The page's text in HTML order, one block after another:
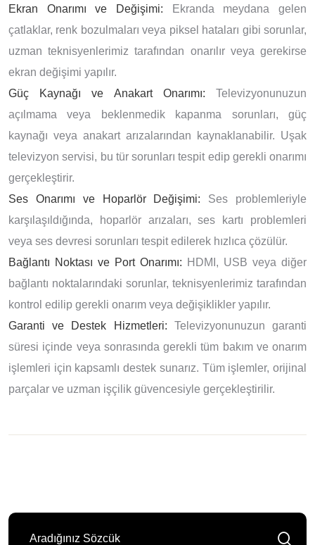
Ekran Onarımı ve Değişimi: Ekranda meydana gelen
çatlaklar, renk bozulmaları veya piksel hataları gibi sorunlar,
uzman teknisyenlerimiz tarafından onarılır veya gerekirse
ekran değişimi yapılır.
Güç Kaynağı ve Anakart Onarımı: Televizyonunuzun
açılmama veya beklenmedik kapanma sorunları, güç
kaynağı veya anakart arızalarından kaynaklanabilir. Uşak
televizyon servisi, bu tür sorunları tespit edip gerekli onarımı
gerçekleştirir.
Ses Onarımı ve Hoparlör Değişimi: Ses problemleriyle
karşılaşıldığında, hoparlör arızaları, ses kartı problemleri
veya ses devresi sorunları tespit edilerek hızlıca çözülür.
Bağlantı Noktası ve Port Onarımı: HDMI, USB veya diğer
bağlantı noktalarındaki sorunlar, teknisyenlerimiz tarafından
kontrol edilip gerekli onarım veya değişiklikler yapılır.
Garanti ve Destek Hizmetleri: Televizyonunuzun garanti
süresi içinde veya sonrasında gerekli tüm bakım ve onarım
işlemleri için kapsamlı destek sunarız. Tüm işlemler, orijinal
parçalar ve uzman işçilik güvencesiyle gerçekleştirilir.